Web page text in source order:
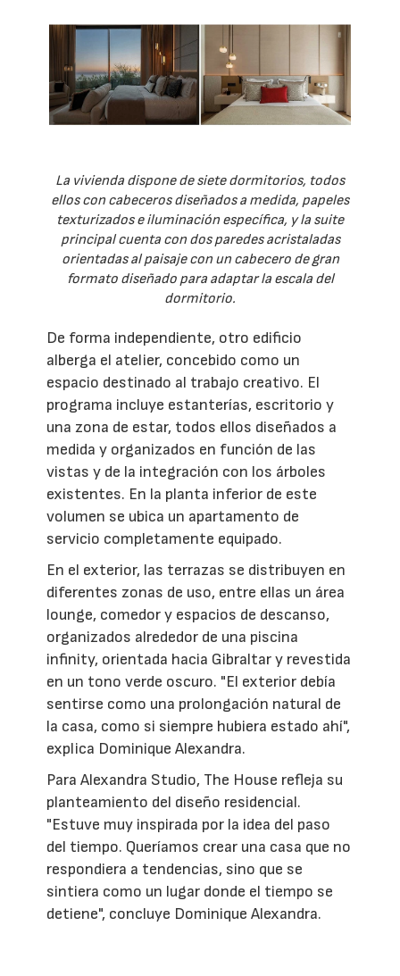
La vivienda dispone de siete dormitorios, todos
ellos con cabeceros diseñados a medida, papeles
texturizados e iluminación específica, y la suite
principal cuenta con dos paredes acristaladas
orientadas al paisaje con un cabecero de gran
formato diseñado para adaptar la escala del
dormitorio.
De forma independiente, otro edificio
alberga el atelier, concebido como un
espacio destinado al trabajo creativo. El
programa incluye estanterías, escritorio y
una zona de estar, todos ellos diseñados a
medida y organizados en función de las
vistas y de la integración con los árboles
existentes. En la planta inferior de este
volumen se ubica un apartamento de
servicio completamente equipado.
En el exterior, las terrazas se distribuyen en
diferentes zonas de uso, entre ellas un área
lounge, comedor y espacios de descanso,
organizados alrededor de una piscina
infinity, orientada hacia Gibraltar y revestida
en un tono verde oscuro. "El exterior debía
sentirse como una prolongación natural de
la casa, como si siempre hubiera estado ahí",
explica Dominique Alexandra.
Para Alexandra Studio, The House refleja su
planteamiento del diseño residencial.
"Estuve muy inspirada por la idea del paso
del tiempo. Queríamos crear una casa que no
respondiera a tendencias, sino que se
sintiera como un lugar donde el tiempo se
detiene", concluye Dominique Alexandra.